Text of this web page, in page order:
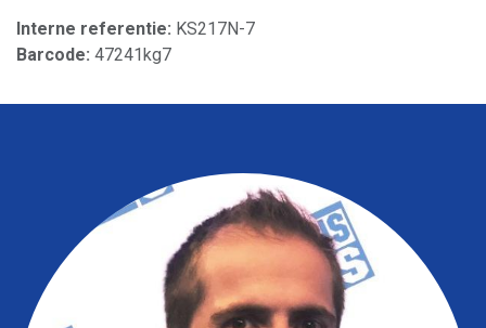
Interne referentie: KS217N-7
Barcode: 47241kg7